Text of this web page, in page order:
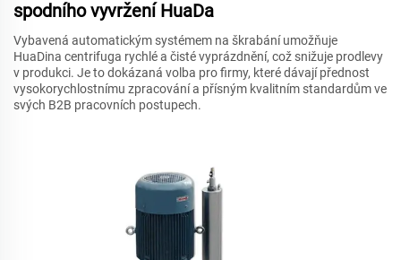
spodního vyvržení HuaDa
Vybavená automatickým systémem na škrabání umožňuje
HuaDina centrifuga rychlé a čisté vyprázdnění, což snižuje prodlevy
v produkci. Je to dokázaná volba pro firmy, které dávají přednost
vysokorychlostnímu zpracování a přísným kvalitním standardům ve
svých B2B pracovních postupech.